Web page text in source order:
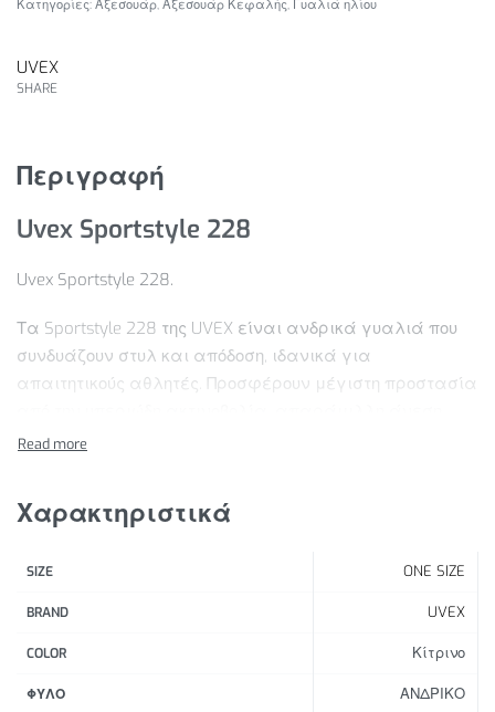
Κατηγορίες: Αξεσουάρ, Αξεσουάρ Κεφαλής, Γυαλιά ηλίου
UVEX
SHARE
Περιγραφή
Uvex Sportstyle 228
Uvex Sportstyle 228.
Τα Sportstyle 228 της UVEX είναι ανδρικά γυαλιά που
συνδυάζουν στυλ και απόδοση, ιδανικά για
απαιτητικούς αθλητές. Προσφέρουν μέγιστη προστασία
χάρη στο μικρό βάρος τους και καθαρή όραση χάρη
Sportstyle 228 εγγυώνται μια εξαιρετική οπτική
Προστασία: 100% προστασία UVA, UVB, UVC
Χαρακτηριστικά
SIZE ONE SIZE
BRAND UVEX
COLOR Κίτρινο
ΦΥΛΟ ΑΝΔΡΙΚΟ